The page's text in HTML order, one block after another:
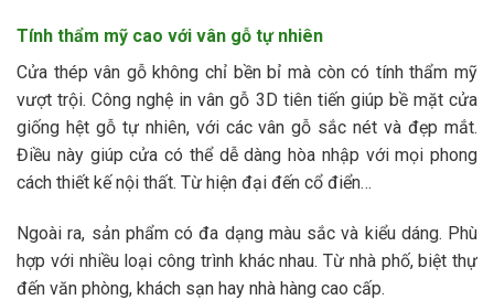
Tính thẩm mỹ cao với vân gỗ tự nhiên
Cửa thép vân gỗ không chỉ bền bỉ mà còn có tính thẩm mỹ
vượt trội. Công nghệ in vân gỗ 3D tiên tiến giúp bề mặt cửa
giống hệt gỗ tự nhiên, với các vân gỗ sắc nét và đẹp mắt.
Điều này giúp cửa có thể dễ dàng hòa nhập với mọi phong
cách thiết kế nội thất. Từ hiện đại đến cổ điển…
Ngoài ra, sản phẩm có đa dạng màu sắc và kiểu dáng. Phù
hợp với nhiều loại công trình khác nhau. Từ nhà phố, biệt thự
đến văn phòng, khách sạn hay nhà hàng cao cấp.